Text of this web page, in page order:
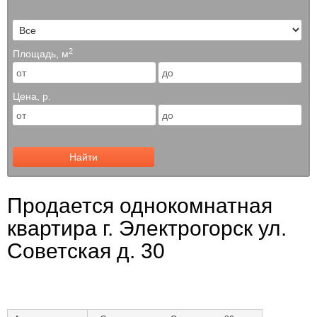
Площадь, м2
Цена, р.
Найти
Продается однокомнатная
квартира г. Электрогорск ул.
Советская д. 30